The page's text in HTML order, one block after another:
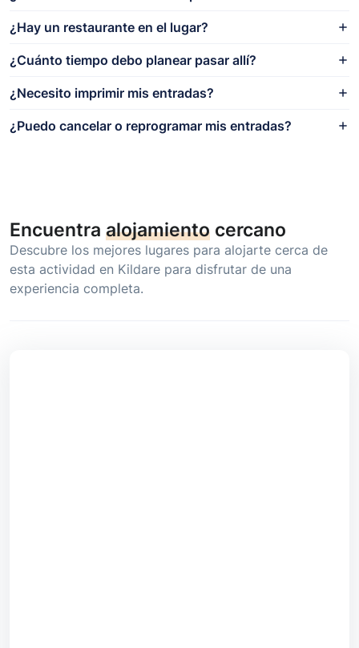
¿Hay un restaurante en el lugar?
¿Cuánto tiempo debo planear pasar allí?
¿Necesito imprimir mis entradas?
¿Puedo cancelar o reprogramar mis entradas?
Encuentra alojamiento cercano
Descubre los mejores lugares para alojarte cerca de
esta actividad en Kildare para disfrutar de una
experiencia completa.